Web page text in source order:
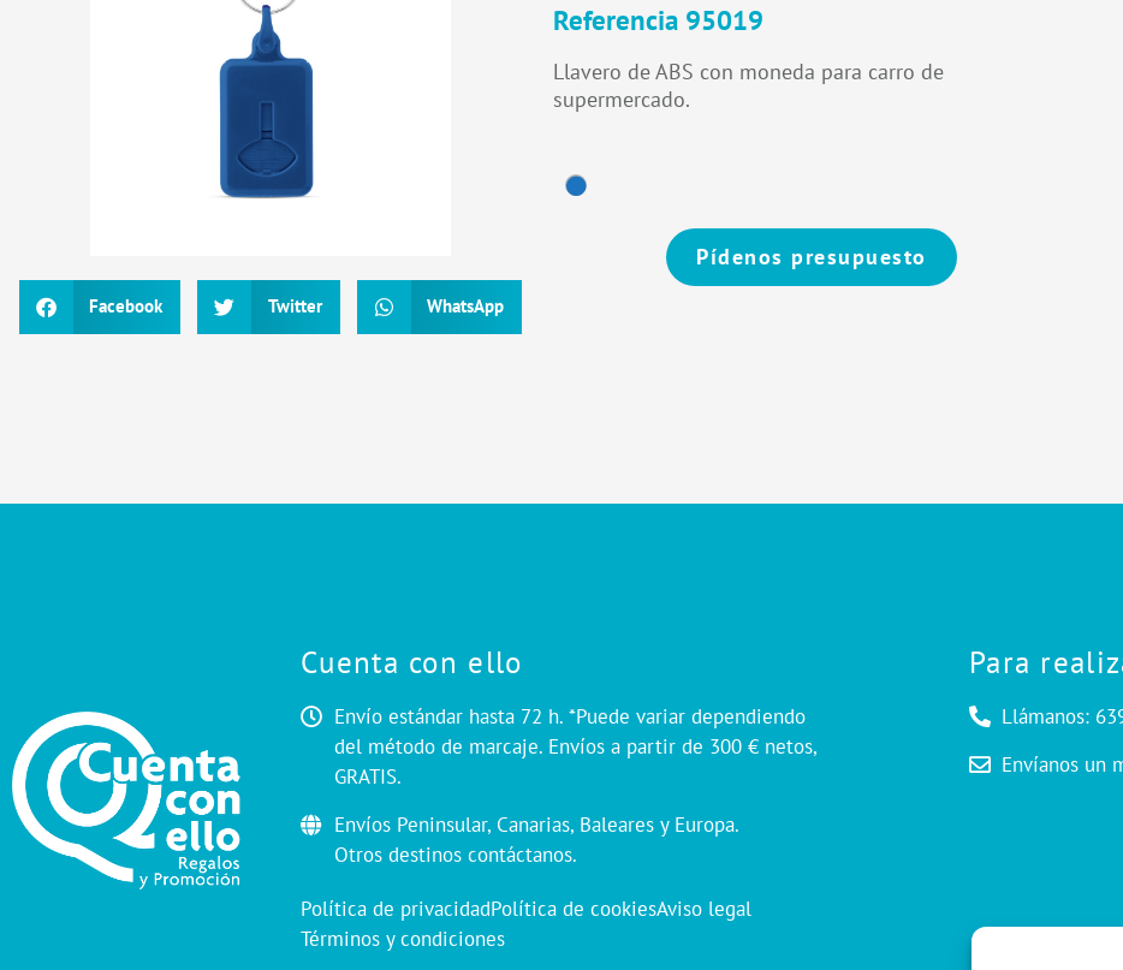
Facebook Twitter WhatsApp
Referencia 95019
Llavero de ABS con moneda para carro de
supermercado.
Pídenos presupuesto
Cuenta con ello
Envío estándar hasta 72 h. *Puede variar dependiendo
del método de marcaje. Envíos a partir de 300 € netos,
GRATIS.
Envíos Peninsular, Canarias, Baleares y Europa.
Otros destinos contáctanos.
Política de privacidadPolítica de cookiesAviso legal
Términos y condiciones
Para
Llámanos:
Envíanos un